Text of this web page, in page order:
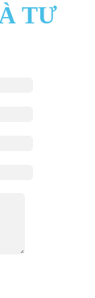
TƯ